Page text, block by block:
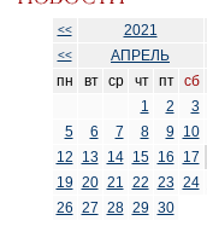
<< 2021
<<
АПРЕЛЬ
пн вт ср чт пт сб
1
2 3
5
6 7 8 9 10
12
13 14 15 16 17
19 20 21 22 23 24
26 27 28 29 30